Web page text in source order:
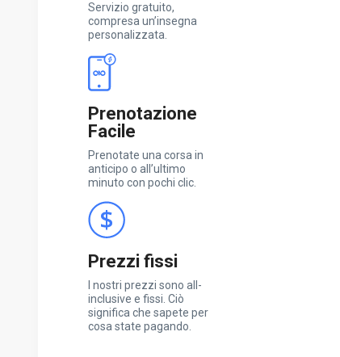
Servizio gratuito,
compresa un’insegna
personalizzata.
Prenotazione
Facile
Prenotate una corsa in
anticipo o all’ultimo
minuto con pochi clic.
Prezzi fissi
I nostri prezzi sono all-
inclusive e fissi. Ciò
significa che sapete per
cosa state pagando.